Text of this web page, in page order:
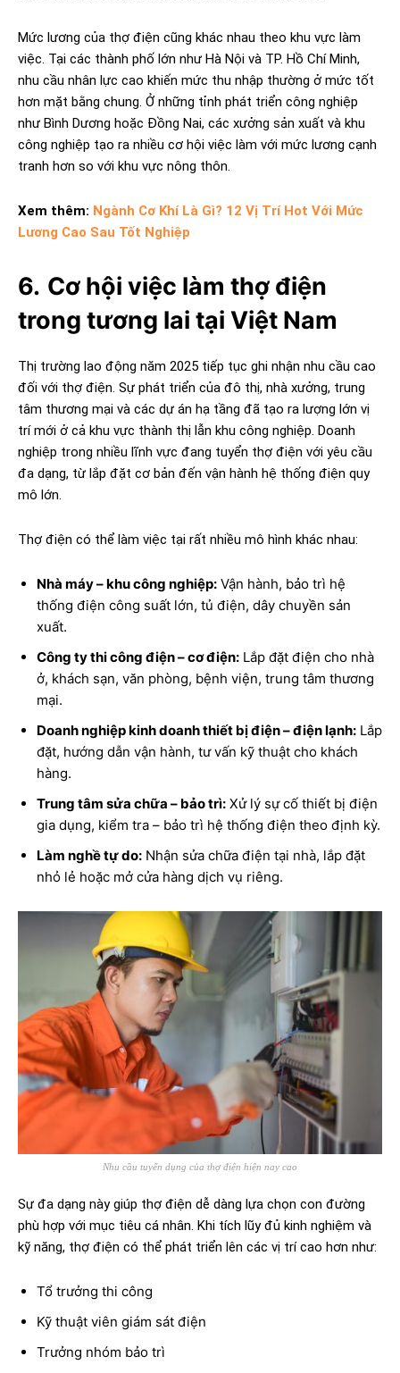
Mức lương của thợ điện cũng khác nhau theo khu vực làm
việc. Tại các thành phố lớn như Hà Nội và TP. Hồ Chí Minh,
nhu cầu nhân lực cao khiến mức thu nhập thường ở mức tốt
hơn mặt bằng chung. Ở những tỉnh phát triển công nghiệp
như Bình Dương hoặc Đồng Nai, các xưởng sản xuất và khu
công nghiệp tạo ra nhiều cơ hội việc làm với mức lương cạnh
tranh hơn so với khu vực nông thôn.
Xem thêm: Ngành Cơ Khí Là Gì? 12 Vị Trí Hot Với Mức
Lương Cao Sau Tốt Nghiệp
6. Cơ hội việc làm thợ điện
trong tương lai tại Việt Nam
Thị trường lao động năm 2025 tiếp tục ghi nhận nhu cầu cao
đối với thợ điện. Sự phát triển của đô thị, nhà xưởng, trung
tâm thương mại và các dự án hạ tầng đã tạo ra lượng lớn vị
trí mới ở cả khu vực thành thị lẫn khu công nghiệp. Doanh
nghiệp trong nhiều lĩnh vực đang tuyển thợ điện với yêu cầu
đa dạng, từ lắp đặt cơ bản đến vận hành hệ thống điện quy
mô lớn.
Thợ điện có thể làm việc tại rất nhiều mô hình khác nhau:
Nhà máy – khu công nghiệp: Vận hành, bảo trì hệ
thống điện công suất lớn, tủ điện, dây chuyền sản
xuất.
Công ty thi công điện – cơ điện: Lắp đặt điện cho nhà
ở, khách sạn, văn phòng, bệnh viện, trung tâm thương
mại.
Doanh nghiệp kinh doanh thiết bị điện – điện lạnh: Lắp
đặt, hướng dẫn vận hành, tư vấn kỹ thuật cho khách
hàng.
Trung tâm sửa chữa – bảo trì: Xử lý sự cố thiết bị điện
gia dụng, kiểm tra – bảo trì hệ thống điện theo định kỳ.
Làm nghề tự do: Nhận sửa chữa điện tại nhà, lắp đặt
nhỏ lẻ hoặc mở cửa hàng dịch vụ riêng.
Nhu cầu tuyển dụng của thợ điện hiện nay cao
Sự đa dạng này giúp thợ điện dễ dàng lựa chọn con đường
phù hợp với mục tiêu cá nhân. Khi tích lũy đủ kinh nghiệm và
kỹ năng, thợ điện có thể phát triển lên các vị trí cao hơn như:
Tổ trưởng thi công
Kỹ thuật viên giám sát điện
Trưởng nhóm bảo trì